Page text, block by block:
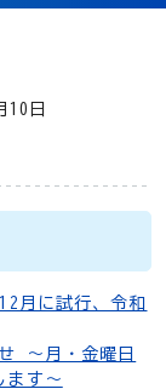
10日
月に試行、令和
～月・金曜日
ます～